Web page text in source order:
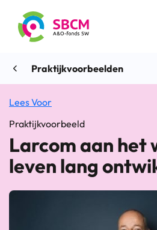
inhoud
Praktijkvoorbeelden
Lees Voor
Praktijkvoorbeeld
Larcom aan het
leven lang